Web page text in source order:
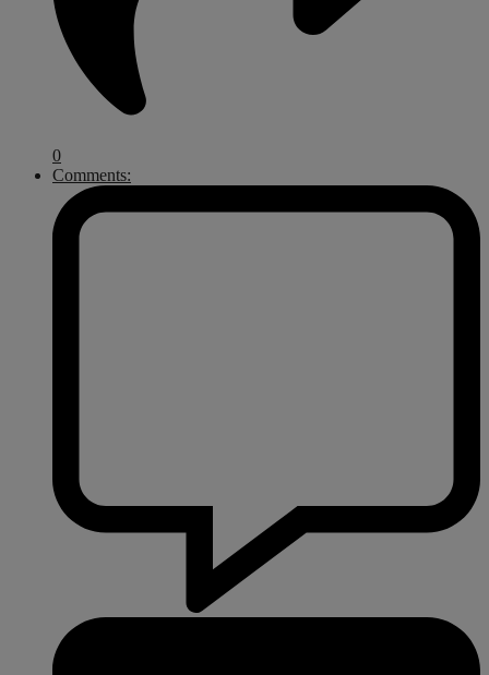
0
Comments: